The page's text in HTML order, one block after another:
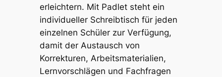
erleichtern. Mit Padlet steht ein
individueller Schreibtisch für jeden
einzelnen Schüler zur Verfügung,
damit der Austausch von
Korrekturen, Arbeitsmaterialien,
Lernvorschlägen und Fachfragen